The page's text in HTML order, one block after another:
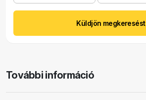
Küldjön megkeresést
További információ